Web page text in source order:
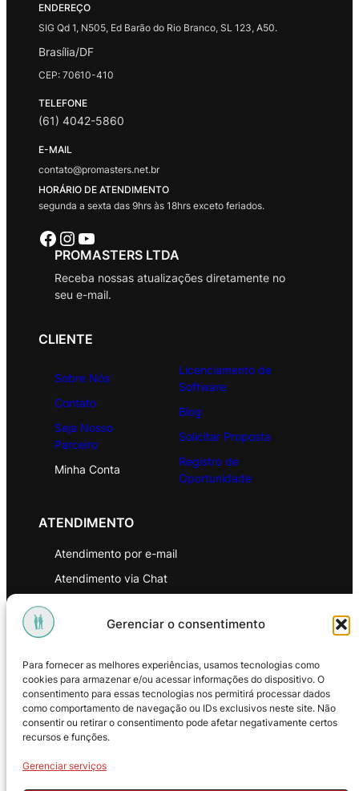
Gerenciar o consentimento
Para fornecer as melhores experiências, usamos tecnologias como
cookies para armazenar e/ou acessar informações do dispositivo. O
consentimento para essas tecnologias nos permitirá processar dados
como comportamento de navegação ou IDs exclusivos neste site. Não
consentir ou retirar o consentimento pode afetar negativamente certos
recursos e funções.
Gerenciar serviços
ENDEREÇO
SIG Qd 1, N505, Ed Barão do Rio Branco, SL 123, A50.
Brasília/DF
CEP: 70610-410
TELEFONE
(61) 4042-5860
E-MAIL
contato@promasters.net.br
HORÁRIO DE ATENDIMENTO
segunda a sexta das 9hrs às 18hrs exceto feriados.
Facebook Instagram Youtube
PROMASTERS LTDA
Receba nossas atualizações diretamente no
seu e-mail.
CLIENTE
Sobre Nós
Contato
Seja Nosso
Parceiro
Minha Conta
Licenciamento de
Software
Blog
Solicitar Proposta
Registro de
Oportunidade
ATENDIMENTO
Atendimento por e-mail
Atendimento via Chat
Política de Privacidade
Política de Troca e Devoluções
Política de Reembolso